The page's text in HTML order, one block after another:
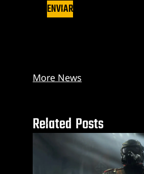
ENVIAR
More News
Related Posts